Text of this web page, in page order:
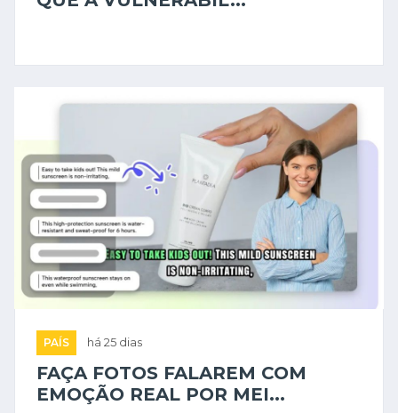
PAÍS há 25 dias
FAÇA FOTOS FALAREM COM
EMOÇÃO REAL POR MEI...